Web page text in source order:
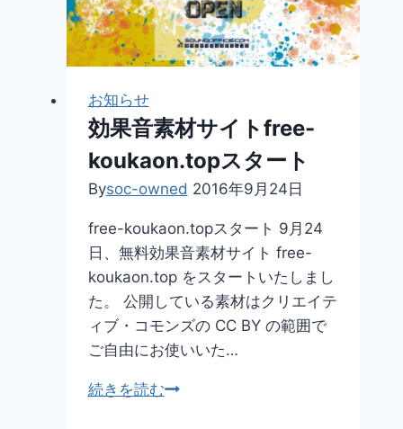
お知らせ
効果音素材サイトfree-
koukaon.topスタート
Bysoc-owned 2016年9月24日
free-koukaon.topスタート 9月24
日、無料効果音素材サイト free-
koukaon.top をスタートいたしまし
た。 公開している素材はクリエイテ
ィブ・コモンズの CC BY の範囲で
ご自由にお使いいた…
続きを読む効